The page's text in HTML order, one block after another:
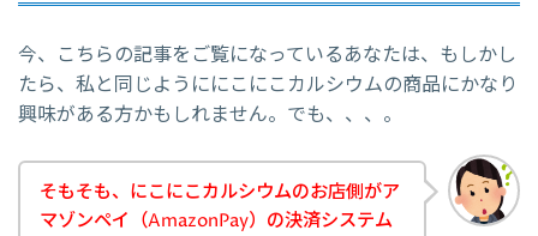
今、こちらの記事をご覧になっているあなたは、もしかし
たら、私と同じようににこにこカルシウムの商品にかなり
興味がある方かもしれません。でも、、、。
そもそも、にこにこカルシウムのお店側がア
マゾンペイ（AmazonPay）の決済システム